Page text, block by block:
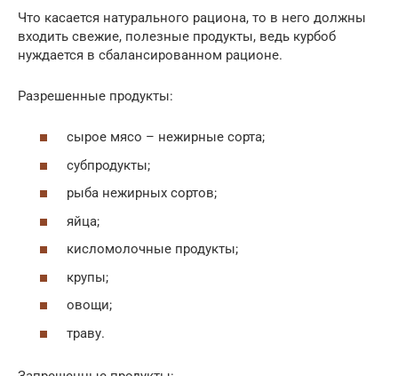
Что касается натурального рациона, то в него должны
входить свежие, полезные продукты, ведь курбоб
нуждается в сбалансированном рационе.
Разрешенные продукты:
сырое мясо – нежирные сорта;
субпродукты;
рыба нежирных сортов;
яйца;
кисломолочные продукты;
крупы;
овощи;
траву.